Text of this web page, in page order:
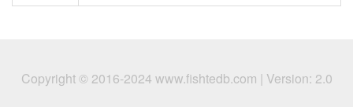
Copyright © 2016-2024 www.fishtedb.com | Version: 2.0